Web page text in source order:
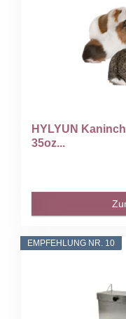
HYLYUN
35oz...
EMPFEHLUNG NR. 10